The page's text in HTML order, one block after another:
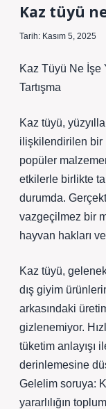
Kaz tüyü
Tarih: Kasım 5, 2025
Kaz Tüyü Ne İşe
Tartışma
Kaz tüyü,
ilişkilendirilen bir
popüler
etkilerle birlikte
durumda.
vazgeçilmez bir
hayvan hakları
Kaz tüyü,
dış giyim
arkasındaki
gizlenemiyor.
tüketim anlayışı
derinlemesine
Gelelim soruya:
yararlılığın